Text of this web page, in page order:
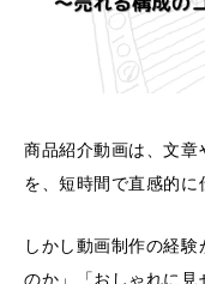
商品紹介動画は、文
を、短時間で直感的に
しかし動画制作の経
のか」「おしゃれに